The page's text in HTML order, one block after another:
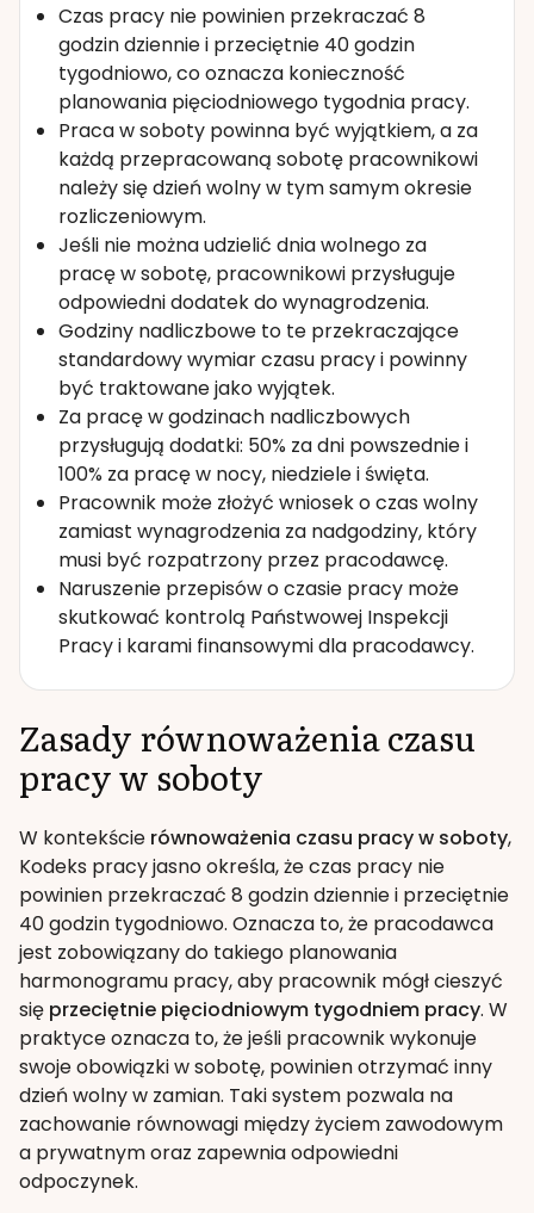
Czas pracy nie powinien przekraczać 8
godzin dziennie i przeciętnie 40 godzin
tygodniowo, co oznacza konieczność
planowania pięciodniowego tygodnia pracy.
Praca w soboty powinna być wyjątkiem, a za
każdą przepracowaną sobotę pracownikowi
należy się dzień wolny w tym samym okresie
rozliczeniowym.
Jeśli nie można udzielić dnia wolnego za
pracę w sobotę, pracownikowi przysługuje
odpowiedni dodatek do wynagrodzenia.
Godziny nadliczbowe to te przekraczające
standardowy wymiar czasu pracy i powinny
być traktowane jako wyjątek.
Za pracę w godzinach nadliczbowych
przysługują dodatki: 50% za dni powszednie i
100% za pracę w nocy, niedziele i święta.
Pracownik może złożyć wniosek o czas wolny
zamiast wynagrodzenia za nadgodziny, który
musi być rozpatrzony przez pracodawcę.
Naruszenie przepisów o czasie pracy może
skutkować kontrolą Państwowej Inspekcji
Pracy i karami finansowymi dla pracodawcy.
Zasady równoważenia czasu
pracy w soboty
W kontekście równoważenia czasu pracy w soboty,
Kodeks pracy jasno określa, że czas pracy nie
powinien przekraczać 8 godzin dziennie i przeciętnie
40 godzin tygodniowo. Oznacza to, że pracodawca
jest zobowiązany do takiego planowania
harmonogramu pracy, aby pracownik mógł cieszyć
się przeciętnie pięciodniowym tygodniem pracy. W
praktyce oznacza to, że jeśli pracownik wykonuje
swoje obowiązki w sobotę, powinien otrzymać inny
dzień wolny w zamian. Taki system pozwala na
zachowanie równowagi między życiem zawodowym
a prywatnym oraz zapewnia odpowiedni
odpoczynek.